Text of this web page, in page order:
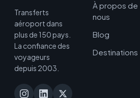
Transferts
aéroport dans
plus de 150 pays.
La confiance des
voyageurs
depuis 2003.
À propos de
nous
Blog
Destinations